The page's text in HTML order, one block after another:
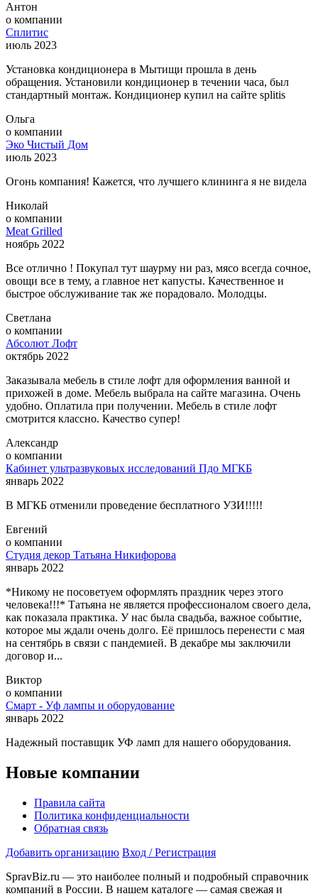
Антон
о компании
Сплитис
июль 2023
Установка кондиционера в Мытищи прошла в день
обращения. Установили кондиционер в течении часа, был
стандартный монтаж. Кондиционер купил на сайте splitis
Ольга
о компании
Эко Чистый Дом
июль 2023
Огонь компания! Кажется, что лучшего клининга я не видела
Николай
о компании
Meat Grilled
ноябрь 2022
Все отлично ! Покупал тут шаурму ни раз, мясо всегда сочное,
овощи все в тему, а главное нет капусты. Качественное и
быстрое обслуживание так же порадовало. Молодцы.
Светлана
о компании
Абсолют Лофт
октябрь 2022
Заказывала мебель в стиле лофт для оформления ванной и
прихожей в доме. Мебель выбрала на сайте магазина. Очень
удобно. Оплатила при получении. Мебель в стиле лофт
смотрится классно. Качество супер!
Александр
о компании
Кабинет ультразвуковых исследований Пдо МГКБ
январь 2022
В МГКБ отменили проведение бесплатного УЗИ!!!!!
Евгений
о компании
Студия декор Татьяна Никифорова
январь 2022
*Никому не посоветуем оформлять праздник через этого
человека!!!* Татьяна не является профессионалом своего дела,
как показала практика. У нас была свадьба, важное событие,
которое мы ждали очень долго. Её пришлось перенести с мая
на сентябрь в связи с пандемией. В декабре мы заключили
договор и...
Виктор
о компании
Смарт - Уф лампы и оборудование
январь 2022
Надежный поставщик УФ ламп для нашего оборудования.
Новые компании
Правила сайта
Политика конфиденциальности
Обратная связь
Добавить организацию Вход / Регистрация
SpravBiz.ru — это наиболее полный и подробный справочник
компаний в России. В нашем каталоге — самая свежая и